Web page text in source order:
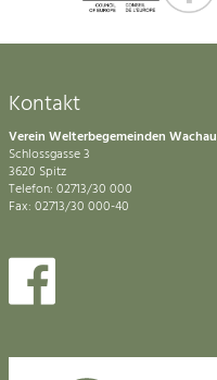
Kontakt
Verein Welterbegemeinden Wachau
Schlossgasse 3
3620 Spitz
Telefon: 02713/30 000
Fax: 02713/30 000-40